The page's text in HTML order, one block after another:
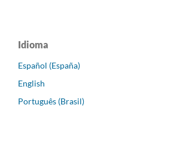
Idioma
Español (España)
English
Português (Brasil)